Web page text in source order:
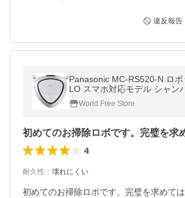
違反報告
Panasonic MC-RS520-N ロボット掃除機 RU
LO スマホ対応モデル シャン
World Free Store
4
耐久性 ： 壊れにくい
初めてのお掃除ロボです。完璧を求めては